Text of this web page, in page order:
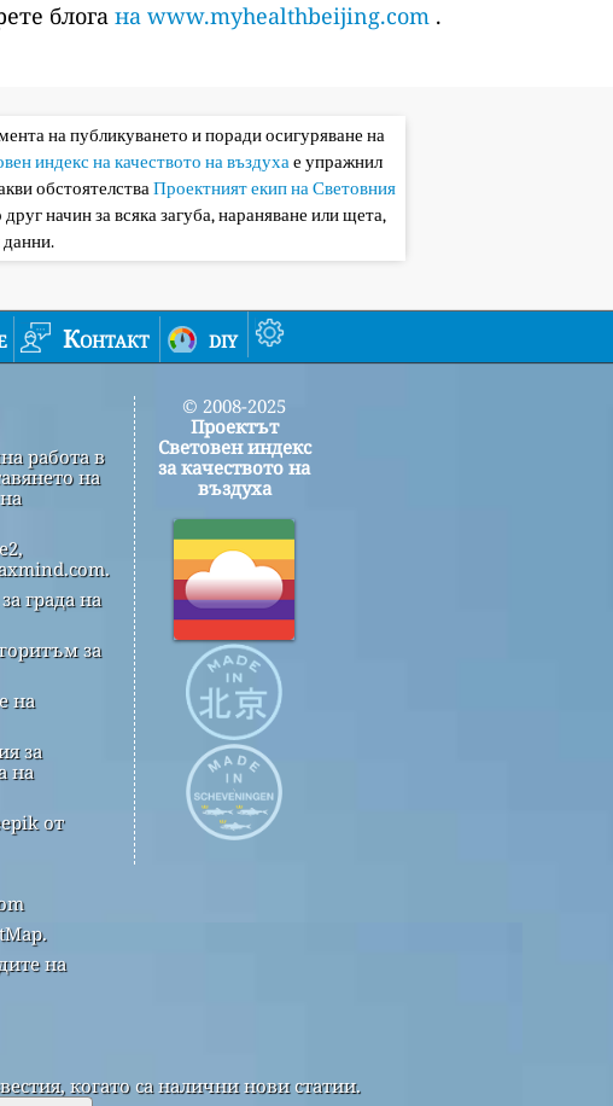
блога на www.myhealthbeijing.com.
на публикуването и поради осигуряване на
индекс на качеството на въздухае упражнил
обстоятелстваПроектният екип на Световния
начин за всяка загуба, нараняване или щета,
данни.
Контакт diy
работа в
на
града на
за
на
за
на
от
на
© 2008-2025
Проектът
Световен индекс
за качеството на
въздуха
когато са налични нови статии.